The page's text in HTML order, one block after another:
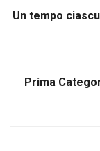
Un tempo
Prima